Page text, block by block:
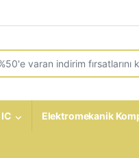
for:
Elektromekanik